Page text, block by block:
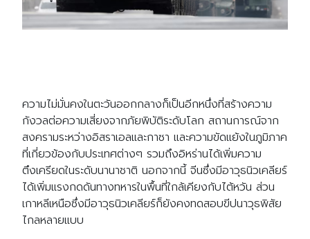
ความไม่มั่นคงในตะวันออกกลางก็เป็นอีกหนึ่งที่สร้างความ
กังวลต่อความเสี่ยงจากภัยพิบัติระดับโลก สถานการณ์จาก
สงครามระหว่างอิสราเอลและกาซา และความขัดแย้งในภูมิภาค
ที่เกี่ยวข้องกับประเทศต่างๆ รวมถึงอิหร่านได้เพิ่มความ
ตึงเครียดในระดับนานาชาติ นอกจากนี้ จีนซึ่งมีอาวุธนิวเคลียร์
ได้เพิ่มแรงกดดันทางทหารในพื้นที่ใกล้เคียงกับไต้หวัน ส่วน
เกาหลีเหนือซึ่งมีอาวุธนิวเคลียร์ก็ยังคงทดสอบขีปนาวุธพิสัย
ไกลหลายแบบ